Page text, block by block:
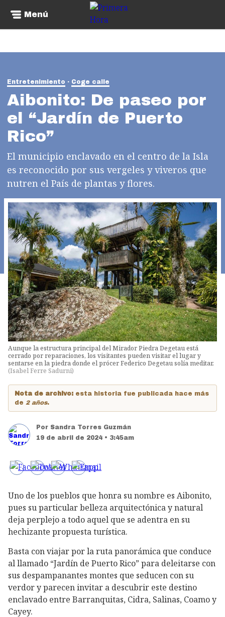
Menú
Entretenimiento Coge calle
Aibonito: De paseo por
el “Jardín de Puerto
Rico”
El municipio enclavado en el centro de la Isla
es reconocido por sus vergeles y viveros que
nutren el País de plantas y flores.
Aunque la estructura principal del Mirador Piedra Degetau está
cerrado por reparaciones, los visitantes pueden visitar el lugar y
sentarse en la piedra donde el prócer Federico Degetau solía meditar.
(Isabel Ferre Sadurni)
Nota de archivo: esta historia fue publicada hace más
de 2 años.
Por Sandra Torres Guzmán
19 de abril de 2024 • 3:45am
Uno de los pueblos que honra su nombre es Aibonito,
pues su particular belleza arquitectónica y natural
deja perplejo a todo aquel que se adentra en su
hechizante propuesta turística.
Basta con viajar por la ruta panorámica que conduce
al llamado “Jardín de Puerto Rico” para deleitarse con
sus despampanantes montes que seducen con su
verdor y parecen invitar a descubrir este destino
enclavado entre Barranquitas, Cidra, Salinas, Coamo y
Cayey.